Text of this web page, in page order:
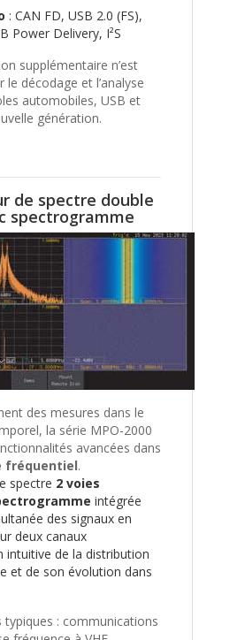
: CAN FD, USB 2.0 (FS),
Power Delivery, I²S
supplémentaire n’est
le décodage et l’analyse
automobiles, USB et
génération.
de spectre double
spectrogramme
des mesures dans le
la série MPO-2000
avancées dans
fréquentiel.
spectre 2 voies
intégrée
des signaux en
deux canaux
intuitive de la distribution
et de son évolution dans
typiques : communications